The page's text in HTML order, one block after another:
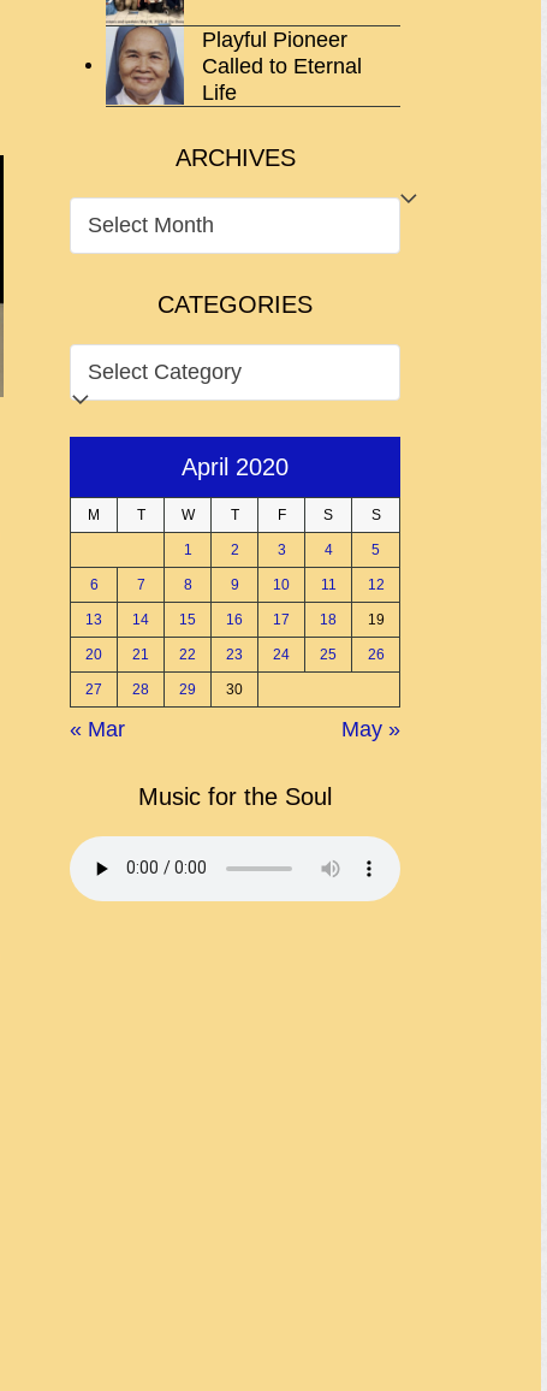
Playful Pioneer
Called to Eternal
Life
ARCHIVES
ARCHIVES
CATEGORIES
CATEGORIES
April 2020
M T W T F S S
1 2 3 4 5
6 7 8 9 10 11 12
13 14 15 16 17 18 19
20 21 22 23 24 25 26
27 28 29 30
« Mar May »
Music for the Soul